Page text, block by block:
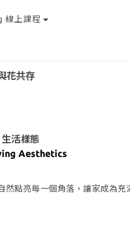
線上課程
花共存
活樣態
Aesthetics
點亮每一個角落，讓家成為充